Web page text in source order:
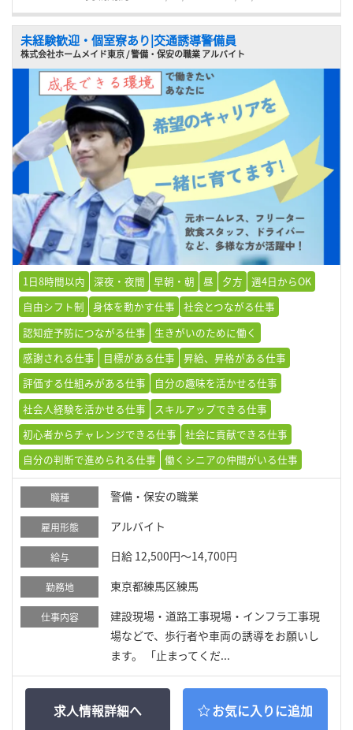
未経験歓迎・個室寮あり|交通誘導警備員
株式会社ホームメイド東京 / 警備・保安の職業 アルバイト
1日8時間以内 深夜・夜間 早朝・朝 昼 夕方
週4日からOK
自由シフト制
身体を動かす仕事
社会とつながる仕事
認知症予防につながる仕事
生きがいのために働く
感謝される仕事
目標がある仕事
昇給、昇格がある仕事
評価する仕組みがある仕事
自分の趣味を活かせる仕事
社会人経験を活かせる仕事
スキルアップできる仕事
初心者からチャレンジできる仕事
社会に貢献できる仕事
自分の判断で進められる仕事
働くシニアの仲間がいる仕事
職種 警備・保安の職業
雇用形態 アルバイト
給与 日給 12,500円～14,700円
勤務地 東京都練馬区練馬
仕事内容
建設現場・道路工事現場・インフラ工事現
場などで、歩行者や車両の誘導をお願いし
ます。 「止まってくだ...
求人情報詳細へ お気に入りに追加